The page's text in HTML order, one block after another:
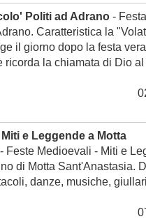
Politi ad Adrano -
Caratteristica la
il giorno dopo la festa
ricorda la chiamata di Dio
e Leggende a Motta
- Feste Medioevali - Miti e
di Motta Sant'Anastasia.
danze, musiche,